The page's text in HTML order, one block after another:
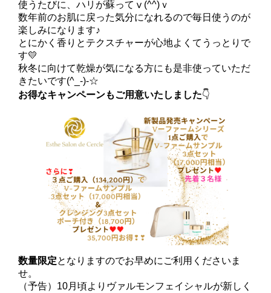
使うたびに、ハリが蘇ってⅴ(^^)ｖ
数年前のお肌に戻った気分になれるので毎日使うのが
楽しみになります♪
とにかく香りとテクスチャーが心地よくてうっとりで
す💛
秋冬に向けて乾燥が気になる方にも是非使っていただ
きたいです(^_-)-☆
お得なキャンペーンもご用意いたしました👇
数量限定となりますのでお早めにご利用くださいま
せ。
（予告）10月頃よりヴァルモンフェイシャルが新しく